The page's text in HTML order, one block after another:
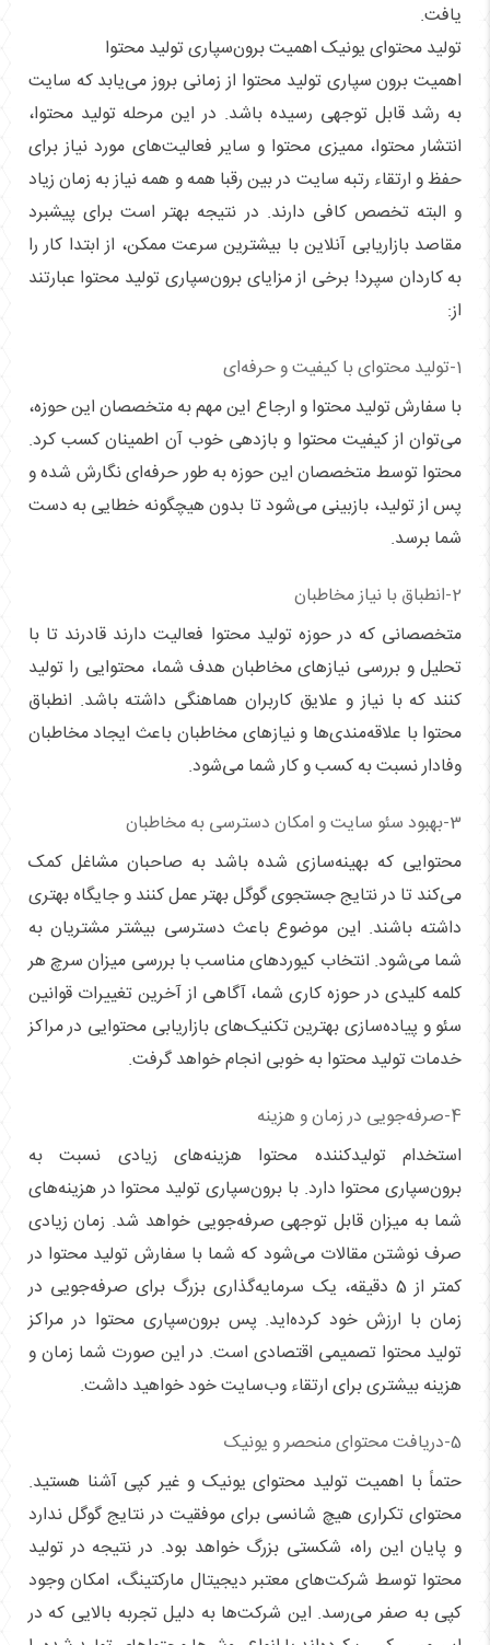
یافت.
تولید محتوای یونیک اهمیت برون‌سپاری تولید محتوا
اهمیت برون سپاری تولید محتوا از زمانی بروز می‌یابد که سایت
به رشد قابل توجهی رسیده باشد. در این مرحله تولید محتوا،
انتشار محتوا، ممیزی محتوا و سایر فعالیت‌های مورد نیاز برای
حفظ و ارتقاء رتبه سایت در بین رقبا همه و همه نیاز به زمان زیاد
و البته تخصص کافی دارند. در نتیجه بهتر است برای پیشبرد
مقاصد بازاریابی آنلاین با بیشترین سرعت ممکن، از ابتدا کار را
به کاردان سپرد! برخی از مزایای برون‌سپاری تولید محتوا عبارتند
از:
1-تولید محتوای با کیفیت و حرفه‌ای
با سفارش تولید محتوا و ارجاع این مهم به متخصصان این حوزه،
می‌توان از کیفیت محتوا و بازدهی خوب آن اطمینان کسب کرد.
محتوا توسط متخصصان این حوزه به طور حرفه‌ای نگارش شده و
پس از تولید، بازبینی می‌شود تا بدون هیچگونه خطایی به دست
شما برسد.
2-انطباق با نیاز مخاطبان
متخصصانی که در حوزه تولید محتوا فعالیت دارند قادرند تا با
تحلیل و بررسی نیازهای مخاطبان هدف شما، محتوایی را تولید
کنند که با نیاز و علایق کاربران هماهنگی داشته باشد. انطباق
محتوا با علاقه‌مندی‌ها و نیازهای مخاطبان باعث ایجاد مخاطبان
وفادار نسبت به کسب و کار شما می‌شود.
3-بهبود سئو سایت و امکان دسترسی به مخاطبان
محتوایی که بهینه‌سازی شده باشد به صاحبان مشاغل کمک
می‌کند تا در نتایج جستجوی گوگل بهتر عمل کنند و جایگاه بهتری
داشته باشند. این موضوع باعث دسترسی بیشتر مشتریان به
شما می‌شود. انتخاب کیوردهای مناسب با بررسی میزان سرچ هر
کلمه کلیدی در حوزه کاری شما، آگاهی از آخرین تغییرات قوانین
سئو و پیاده‌سازی بهترین تکنیک‌های بازاریابی محتوایی در مراکز
خدمات تولید محتوا به خوبی انجام خواهد گرفت.
4-صرفه‌جویی در زمان و هزینه
استخدام تولیدکننده محتوا هزینه‌های زیادی نسبت به
برون‌سپاری محتوا دارد. با برون‌سپاری تولید محتوا در هزینه‌های
شما به میزان قابل توجهی صرفه‌جویی خواهد شد. زمان زیادی
صرف نوشتن مقالات می‌شود که شما با سفارش تولید محتوا در
کمتر از 5 دقیقه، یک سرمایه‌گذاری بزرگ برای صرفه‌جویی در
زمان با ارزش خود کرده‌اید. پس برون‌سپاری محتوا در مراکز
تولید محتوا تصمیمی اقتصادی است. در این صورت شما زمان و
هزینه بیشتری برای ارتقاء وب‌سایت خود خواهید داشت.
5-دریافت محتوای منحصر و یونیک
حتماً با اهمیت تولید محتوای یونیک و غیر کپی آشنا هستید.
محتوای تکراری هیچ شانسی برای موفقیت در نتایج گوگل ندارد
و پایان این راه، شکستی بزرگ خواهد بود. در نتیجه در تولید
محتوا توسط شرکت‌های معتبر دیجیتال مارکتینگ، امکان وجود
کپی به صفر می‌رسد. این شرکت‌ها به دلیل تجربه بالایی که در